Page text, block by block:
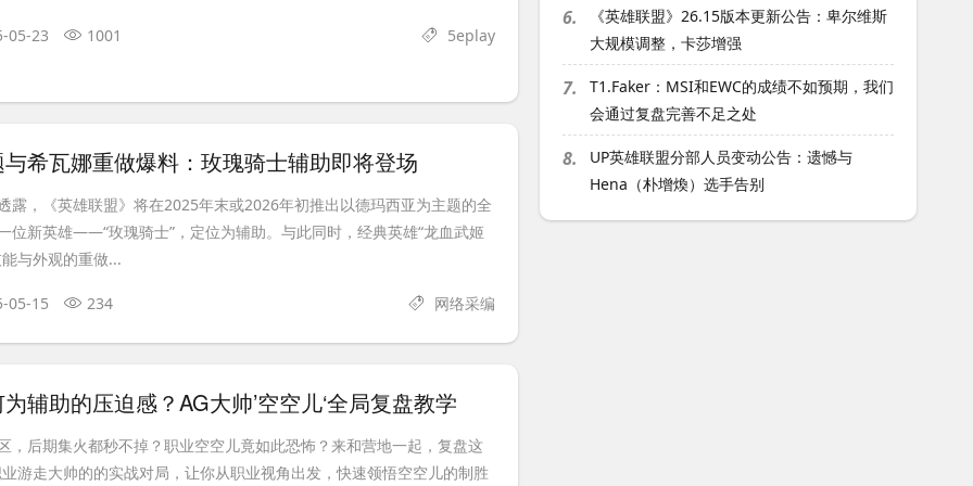
05-23 1001 5eplay
希瓦娜重做爆料：玫瑰骑士辅助即将登场
露，《英雄联盟》将在2025年末或2026年初推出以德玛西亚为主题的全
位新英雄——“玫瑰骑士”，定位为辅助。与此同时，经典英雄“龙血武姬
与外观的重做...
05-15 234 网络采编
辅助的压迫感？AG大帅’空空儿‘全局复盘教学
，后期集火都秒不掉？职业空空儿竟如此恐怖？来和营地一起，复盘这
游走大帅的的实战对局，让你从职业视角出发，快速领悟空空儿的制胜
6.
《英雄联盟》26.15版本更新公告：卑尔维斯
大规模调整，卡莎增强
7.
T1.Faker：MSI和EWC的成绩不如预期，我们
会通过复盘完善不足之处
8.
UP英雄联盟分部人员变动公告：遗憾与
Hena（朴增煥）选手告别